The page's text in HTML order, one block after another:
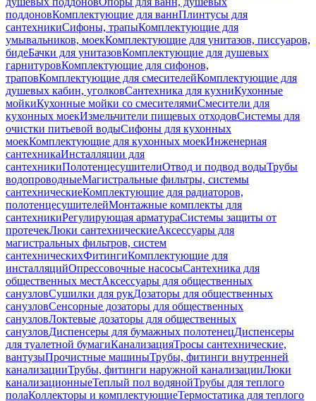
поддоновКомплектующие для ваннПлинтусы для
сантехникиСифоны, трапыКомплектующие для
умывальников, моекКомплектующие для унитазов, писсуаров,
бидеБачки для унитазовКомплектующие для душевых
гарнитуровКомплектующие для сифонов,
траповКомплектующие для смесителейКомплектующие для
душевых кабин, уголковСантехника для кухниКухонные
мойкиКухонные мойки со смесителямиСмесители для
кухонных моекИзмельчители пищевых отходовСистемы для
очистки питьевой водыСифоны для кухонных
моекКомплектующие для кухонных моекИнженерная
сантехникаИнсталляции для
сантехникиПолотенцесушителиОтвод и подвод водыТрубы
водопроводныеМагистральные фильтры, системы
сантехническиеКомплектующие для радиаторов,
полотенцесушителейМонтажные комплекты для
сантехникиРегулирующая арматураСистемы защиты от
протечекЛюки сантехническиеАксессуары для
магистральных фильтров, систем
сантехническихФитингиКомплектующие для
инсталляцийОпрессовочные насосыСантехника для
общественных местАксессуары для общественных
санузловСушилки для рукДозаторы для общественных
санузловСенсорные дозаторы для общественных
санузловЛоктевые дозаторы для общественных
санузловДиспенсеры для бумажных полотенецДиспенсеры
для туалетной бумагиКанализацияТросы сантехнические,
вантузыПрочистные машиныТрубы, фитинги внутренней
канализацииТрубы, фитинги наружной канализацииЛюки
канализационныеТеплый пол водянойТрубы для теплого
полаКоллекторы и комплектующиеТермостатика для теплого